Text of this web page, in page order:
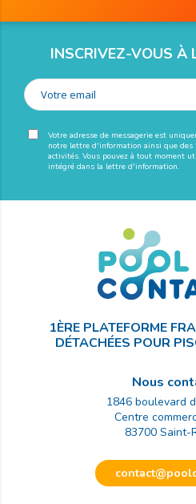
INSCRIVEZ-VOUS À
Votre adresse de messagerie est
notre lettre d'information ainsi que des
activités. Vous pouvez à tout moment
intégré dans la lettre d'information.
1ÈRE PLATEFORME
DÉTACHÉES POUR
Nous
1846 boulevard
Centre
83700 Saint-